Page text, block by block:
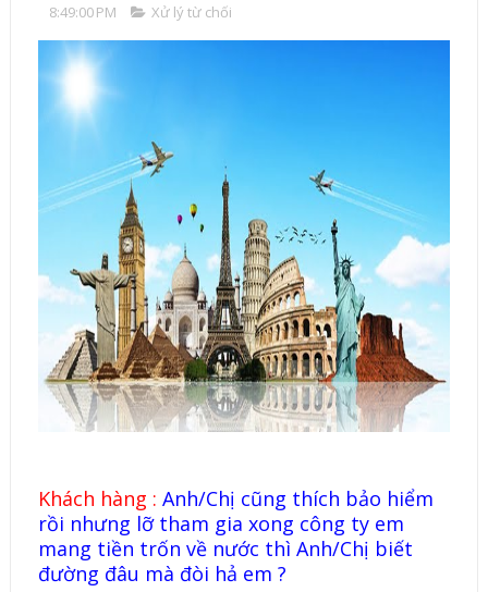
8:49:00 PM Xử lý từ chối
Khách hàng : Anh/Chị cũng thích bảo hiểm
rồi nhưng lỡ tham gia xong công ty em
mang tiền trốn về nước thì Anh/Chị biết
đường đâu mà đòi hả em ?